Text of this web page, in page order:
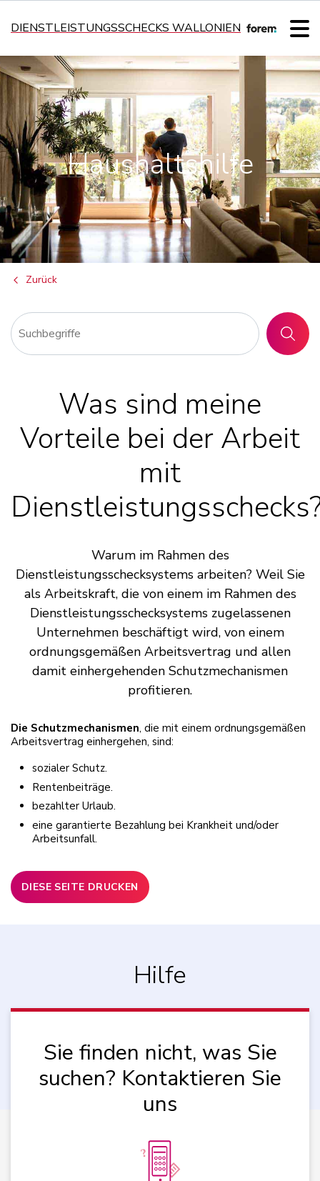
DIENSTLEISTUNGSSCHECKS WALLONIEN
Haushaltshilfe
Zurück
SUCHEN
Was sind meine
Vorteile bei der Arbeit
mit
Warum im Rahmen des
Dienstleistungsschecksystems arbeiten? Weil Sie
als Arbeitskraft, die von einem im Rahmen des
Dienstleistungsschecksystems zugelassenen
Unternehmen beschäftigt wird, von einem
ordnungsgemäßen Arbeitsvertrag und allen
damit einhergehenden Schutzmechanismen
profitieren.
Die Schutzmechanismen, die mit einem ordnungsgemäßen
Arbeitsvertrag einhergehen, sind:
sozialer Schutz.
Rentenbeiträge.
bezahlter Urlaub.
eine garantierte Bezahlung bei Krankheit und/oder
Arbeitsunfall.
DIESE SEITE DRUCKEN
Hilfe
Sie finden nicht, was Sie
suchen? Kontaktieren Sie
uns